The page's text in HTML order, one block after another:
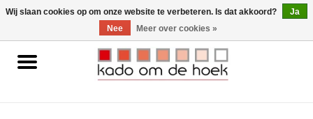
0 Artikelen - €0,00
Home
Wij slaan cookies op om onze website te verbeteren. Is dat akkoord?
Ja
Nee
Meer over cookies »